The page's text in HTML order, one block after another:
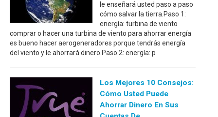
le enseñará usted paso a paso
cómo salvar la tierra.Paso 1:
energía: turbina de viento
comprar o hacer una turbina de viento para ahorrar energía
es bueno hacer aerogeneradores porque tendrás energía
del viento y le ahorrará dinero.Paso 2: energía: p
Los Mejores 10 Consejos:
Cómo Usted Puede
Ahorrar Dinero En Sus